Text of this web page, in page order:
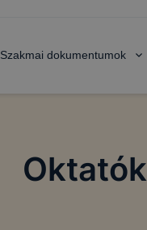
Szakmai dokumentumok
Oktatók